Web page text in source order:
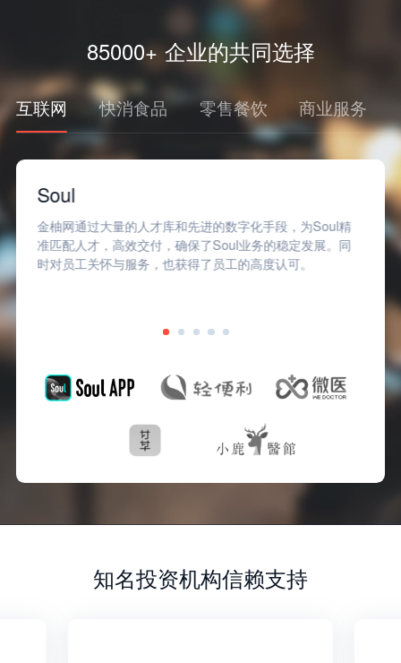
85000+ 企业的共同选择
互联网 快消食品 零售餐饮 商业服务
Soul
金柚网通过大量的人才库和先进的数字化手段，为Soul精
准匹配人才，高效交付，确保了Soul业务的稳定发展。同
时对员工关怀与服务，也获得了员工的高度认可。
知名投资机构信赖支持